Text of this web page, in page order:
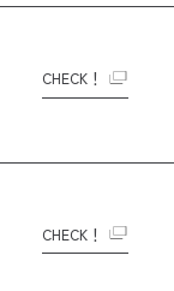
CHECK！
CHECK！